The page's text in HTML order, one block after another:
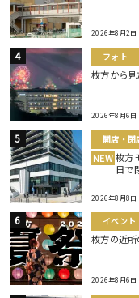
2026年8月2日
フォト
枚方から見
2026年8月6日
開店・閉
NEW 枚方
日で
2026年8月8日
イベント
枚方の近所
2026年8月6日